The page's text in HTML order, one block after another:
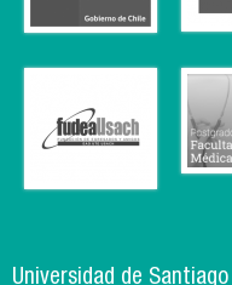
Universidad de